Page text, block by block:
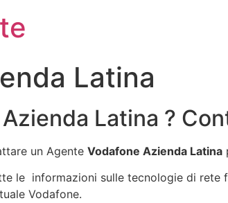
Latina
Latina ?
un Agente Vodafone Azienda Latina
le informazioni sulle tecnologie di rete
Vodafone.